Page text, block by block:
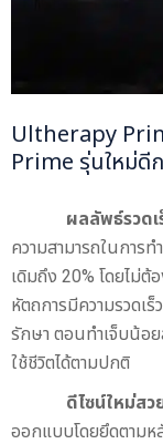
Ultherapy
Prime รุ่นใหม่ดีก
ผลลัพธ์รวดเ
ความสามารถในการ
เดิมถึง 20% โดยไม่ต้
หัตถการมีความรวดเ
รักษา ตอนทำเจ็บน้อ
ใช้ชีวิตได้ตามปกติ
ดีไซน์ใหม่สว
ออกแบบโดยยึดตามห